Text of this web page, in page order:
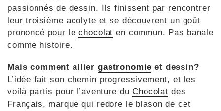
passionnés de dessin. Ils finissent par rencontrer
leur troisième acolyte et se découvrent un goût
prononcé pour lechocolat en commun. Pas banale
comme histoire.
Mais comment alliergastronomie et dessin?
L’idée fait son chemin progressivement, et les
voilà partis pour l’aventure duChocolat des
Français, marque qui redore le blason de cet